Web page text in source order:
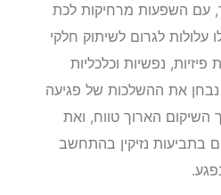
עם השפעות מרחיקות לכת
עלולות לגרום לשיתוק חלקי
נפשיות וכלכליות
את ההשלכות של פגיעה
הארוך טווח, ואת
בתביעות נזיקין בהתחשב